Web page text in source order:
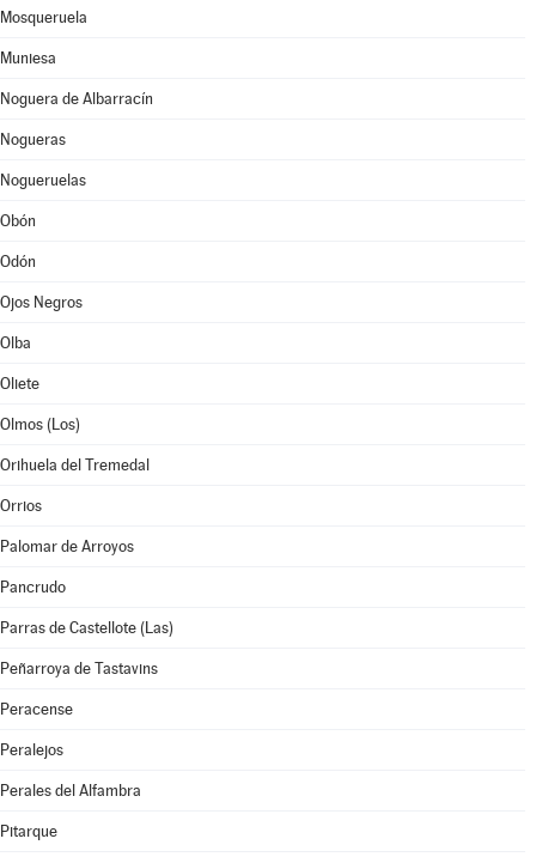
Mosqueruela
Muniesa
Noguera de Albarracín
Nogueras
Nogueruelas
Obón
Odón
Ojos Negros
Olba
Oliete
Olmos (Los)
Orihuela del Tremedal
Orrios
Palomar de Arroyos
Pancrudo
Parras de Castellote (Las)
Peñarroya de Tastavins
Peracense
Peralejos
Perales del Alfambra
Pitarque